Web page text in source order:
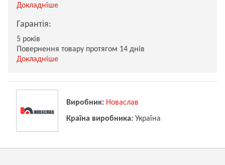
Докладніше
Гарантія:
5 років
Повернення товару протягом 14 днів
Докладніше
Виробник: Новаслав
Країна виробника: Україна